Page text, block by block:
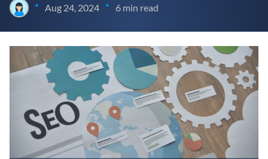
• Aug 24, 2024 • 6 min read